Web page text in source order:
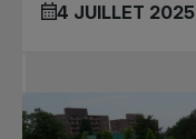
4 JUILLET 2025